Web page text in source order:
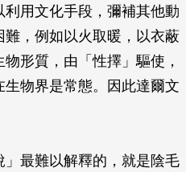
用文化手段，彌補其他動
，例如以火取暖，以衣蔽
形質，由「性擇」驅使，
物界是常態。因此達爾文
最難以解釋的，就是陰毛